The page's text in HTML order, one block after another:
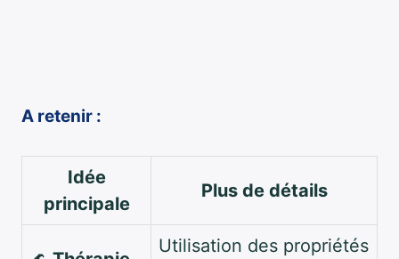
A retenir :
Idée
principale
Plus de détails
Utilisation des propriétés